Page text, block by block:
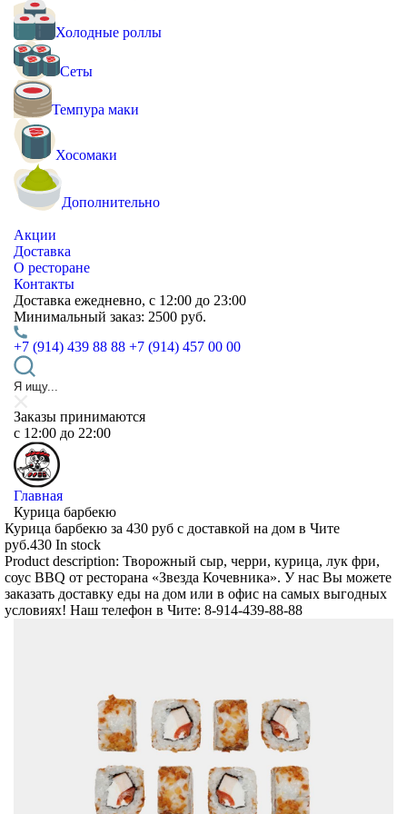
Холодные роллы
Сеты
Темпура маки
Хосомаки
Дополнительно
Акции
Доставка
О ресторане
Контакты
Доставка ежедневно, с 12:00 до 23:00
Минимальный заказ: 2500 руб.
+7 (914) 439 88 88 +7 (914) 457 00 00
Заказы принимаются
c 12:00 до 22:00
Главная
Курица барбекю
Курица барбекю за 430 руб с доставкой на дом в Чите
руб.430 In stock
Product description: Творожный сыр, черри, курица, лук фри,
соус BBQ от ресторана «Звезда Кочевника». У нас Вы можете
заказать доставку еды на дом или в офис на самых выгодных
условиях! Наш телефон в Чите: 8-914-439-88-88